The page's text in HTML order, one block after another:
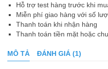
Hỗ trợ test hàng trước khi
Miễn phí giao hàng với số
Thanh toán khi nhận hàng
Thanh toán tiền mặt hoặc
MÔ TẢ ĐÁNH GIÁ (1)